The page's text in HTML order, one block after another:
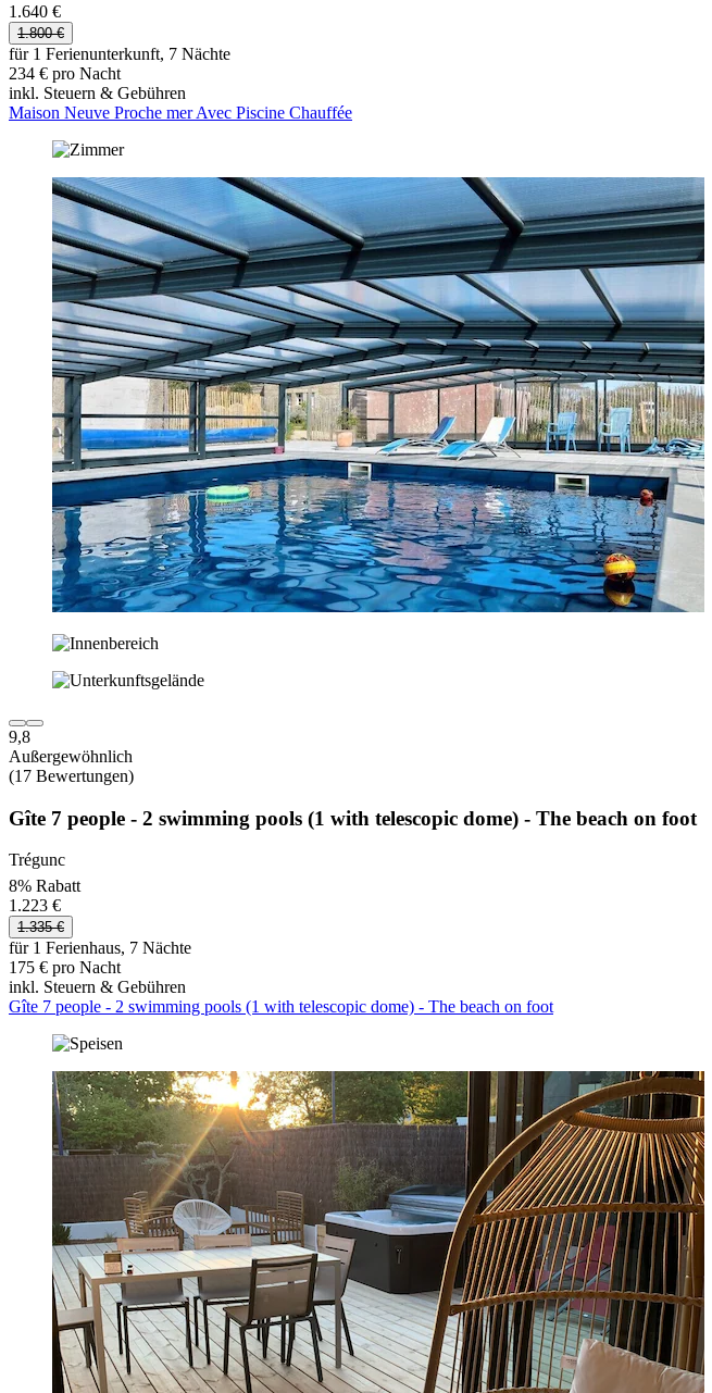
1.640 €
1.800 €
für 1 Ferienunterkunft, 7 Nächte
234 € pro Nacht
inkl. Steuern & Gebühren
Maison Neuve Proche mer Avec Piscine Chauffée
9,8
Außergewöhnlich
(17 Bewertungen)
Gîte 7 people - 2 swimming pools (1 with telescopic dome) - The beach on foot
Trégunc
8% Rabatt
1.223 €
1.335 €
für 1 Ferienhaus, 7 Nächte
175 € pro Nacht
inkl. Steuern & Gebühren
Gîte 7 people - 2 swimming pools (1 with telescopic dome) - The beach on foot